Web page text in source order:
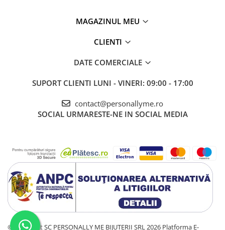
MAGAZINUL MEU
CLIENTI
DATE COMERCIALE
SUPORT CLIENTI LUNI - VINERI: 09:00 - 17:00
contact@personallyme.ro
SOCIAL URMARESTE-NE IN SOCIAL MEDIA
©Copyright SC PERSONALLY ME BIJUTERII SRL 2026 Platforma E-